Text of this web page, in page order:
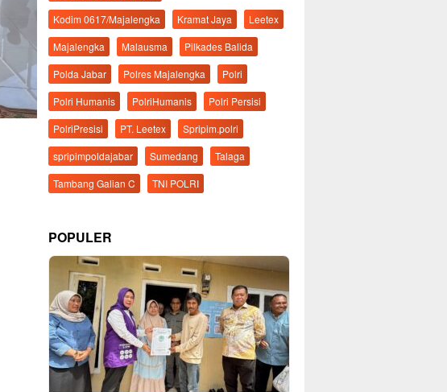
Kodim 0617/Majalengka
Kramat Jaya
Leetex
Majalengka
Malausma
Pilkades Balida
Polda Jabar
Polres Majalengka
Polri
Polri Humanis
PolriHumanis
Polri Persisi
PolriPresisi
PT. Leetex
Spripim.polri
spripimpoldajabar
Sumedang
Talaga
Tambang Galian C
TNI POLRI
POPULER